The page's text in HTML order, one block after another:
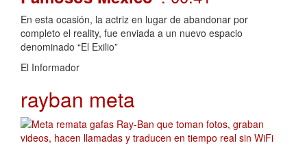
En esta ocasión, la actriz en lugar de abandonar por
completo el reality, fue enviada a un nuevo espacio
denominado “El Exilio”
El Informador
rayban meta